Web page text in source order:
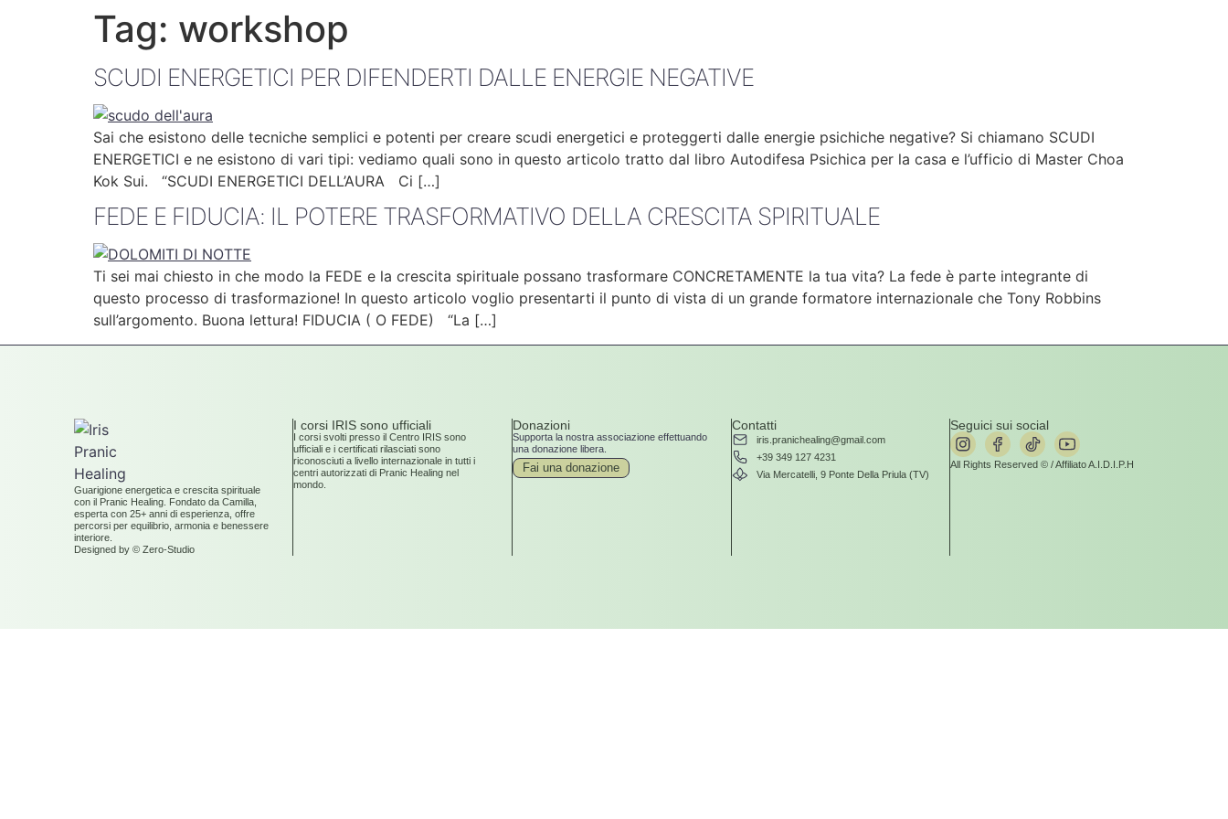
Tag: workshop
SCUDI ENERGETICI PER DIFENDERTI DALLE ENERGIE NEGATIVE
Sai che esistono delle tecniche semplici e potenti per creare scudi energetici e proteggerti dalle energie psichiche negative? Si chiamano SCUDI
ENERGETICI e ne esistono di vari tipi: vediamo quali sono in questo articolo tratto dal libro Autodifesa Psichica per la casa e l’ufficio di Master Choa
Kok Sui. “SCUDI ENERGETICI DELL’AURA Ci […]
FEDE E FIDUCIA: IL POTERE TRASFORMATIVO DELLA CRESCITA SPIRITUALE
Ti sei mai chiesto in che modo la FEDE e la crescita spirituale possano trasformare CONCRETAMENTE la tua vita? La fede è parte integrante di
questo processo di trasformazione! In questo articolo voglio presentarti il punto di vista di un grande formatore internazionale che Tony Robbins
sull’argomento. Buona lettura! FIDUCIA ( O FEDE) “La […]
Guarigione energetica e crescita spirituale
con il Pranic Healing. Fondato da Camilla,
esperta con 25+ anni di esperienza, offre
percorsi per equilibrio, armonia e benessere
interiore.
Designed by © Zero-Studio
I corsi IRIS sono ufficiali
I corsi svolti presso il Centro IRIS sono
ufficiali e i certificati rilasciati sono
riconosciuti a livello internazionale in tutti i
centri autorizzati di Pranic Healing nel
mondo.
Donazioni
Supporta la nostra associazione effettuando
una donazione libera.
Fai una donazione
Contatti
iris.pranichealing@gmail.com
+39 349 127 4231
Via Mercatelli, 9 Ponte Della Priula (TV)
Seguici sui social
All Rights Reserved © / Affiliato A.I.D.I.P.H